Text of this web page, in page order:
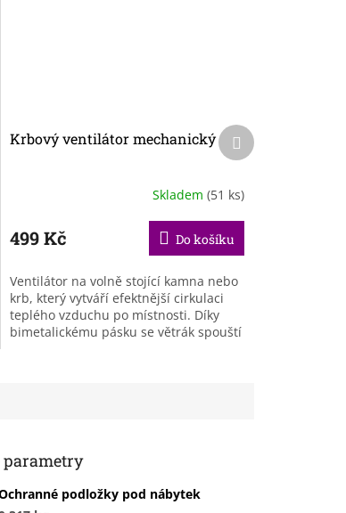
Krbový ventilátor mechanický
Skladem (51 ks)
499 Kč Do košíku
Ventilátor na volně stojící kamna nebo
krb, který vytváří efektnější cirkulaci
teplého vzduchu po místnosti. Díky
bimetalickému pásku se větrák spouští
Další
produkt
podložky pod nábytek